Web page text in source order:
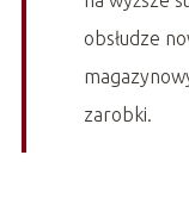
obsłudze
zarobki.